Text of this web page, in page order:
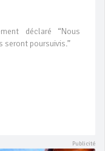
déclaré “Nous
seront poursuivis.”